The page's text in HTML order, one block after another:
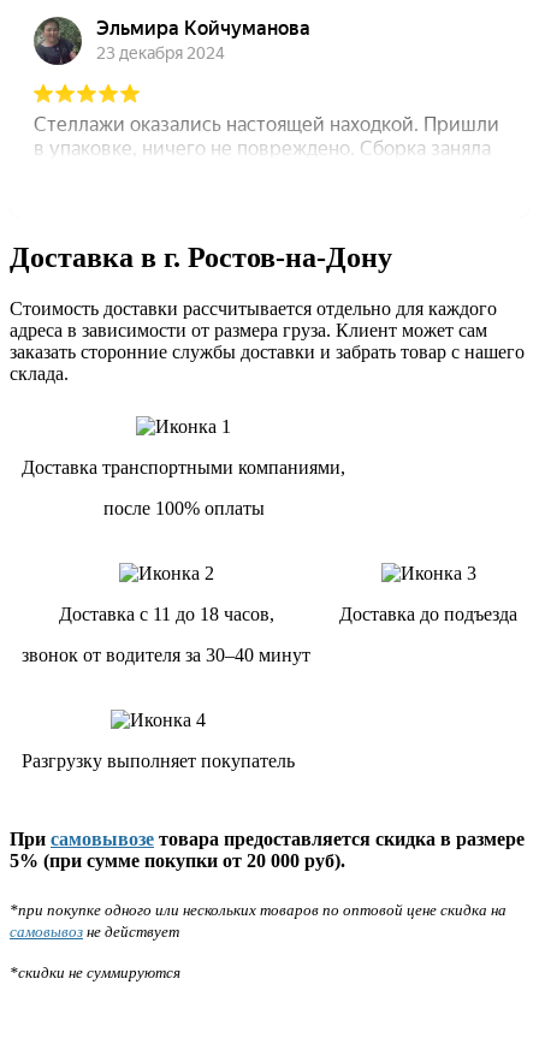
Доставка в г. Ростов-на-Дону
Стоимость доставки рассчитывается отдельно для каждого
адреса в зависимости от размера груза. Клиент может сам
заказать сторонние службы доставки и забрать товар с нашего
склада.
Доставка транспортными компаниями,
после 100% оплаты
Доставка с 11 до 18 часов,
звонок от водителя за 30–40 минут
Доставка до подъезда
Разгрузку выполняет покупатель
При самовывозе товара предоставляется скидка в размере
5% (при сумме покупки от 20 000 руб).
*при покупке одного или нескольких товаров по оптовой цене скидка на
самовывоз не действует
*скидки не суммируются